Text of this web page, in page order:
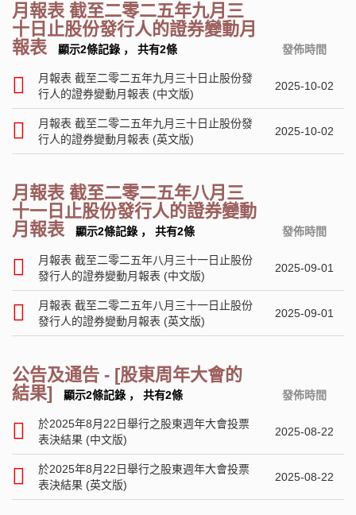
月報表 截至二零二五年九月三
十日止股份發行人的證券變動月
報表
顯示2條記錄 ， 共有2條 發佈時間
月報表 截至二零二五年九月三十日止股份發
行人的證券變動月報表 (中文版)
2025-10-02
月報表 截至二零二五年九月三十日止股份發
行人的證券變動月報表 (英文版)
2025-10-02
月報表 截至二零二五年八月三
十一日止股份發行人的證券變動
月報表
顯示2條記錄 ， 共有2條 發佈時間
月報表 截至二零二五年八月三十一日止股份
發行人的證券變動月報表 (中文版)
2025-09-01
月報表 截至二零二五年八月三十一日止股份
發行人的證券變動月報表 (英文版)
2025-09-01
公告及通告 - [股東周年大會的
結果]
顯示2條記錄 ， 共有2條 發佈時間
於2025年8月22日舉行之股東週年大會投票
表決結果 (中文版)
2025-08-22
於2025年8月22日舉行之股東週年大會投票
表決結果 (英文版)
2025-08-22